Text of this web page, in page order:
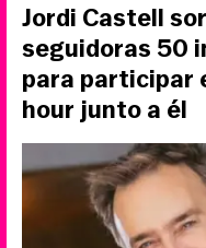
Jordi Castell
seguidoras 50
para participar
hour junto a él